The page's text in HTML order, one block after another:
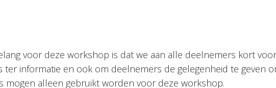
voor deze workshop is dat we aan alle deelnemers kort
informatie en ook om deelnemers de gelegenheid te geven
mogen alleen gebruikt worden voor deze workshop.